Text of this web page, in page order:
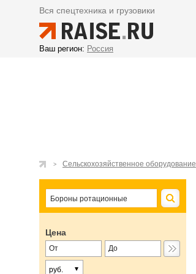
Вся спецтехника и грузовики
Ваш регион: Россия
Сельскохозяйственное оборудование
Цена
руб.